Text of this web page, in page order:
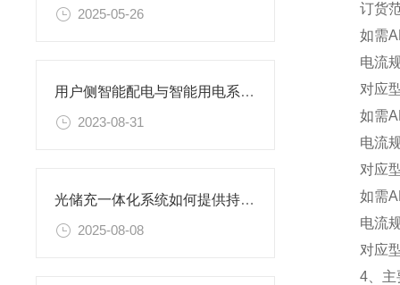
2025-05-26
用户侧智能配电与智能用电系统的应用及未来
2023-08-31
光储充一体化系统如何提供持续电力供应
2025-08-08
订货范
如需
电流规
对应型
如需
电流规
对应型
如需
电流规
对应型
4、主